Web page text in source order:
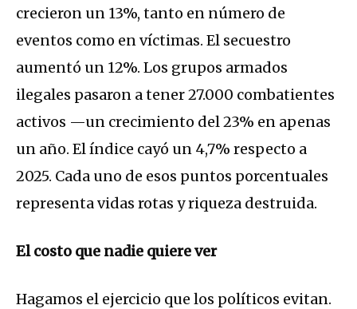
crecieron un 13%, tanto en número de
eventos como en víctimas. El secuestro
aumentó un 12%. Los grupos armados
ilegales pasaron a tener 27.000 combatientes
activos —un crecimiento del 23% en apenas
un año. El índice cayó un 4,7% respecto a
2025. Cada uno de esos puntos porcentuales
representa vidas rotas y riqueza destruida.
El costo que nadie quiere ver
Hagamos el ejercicio que los políticos evitan.